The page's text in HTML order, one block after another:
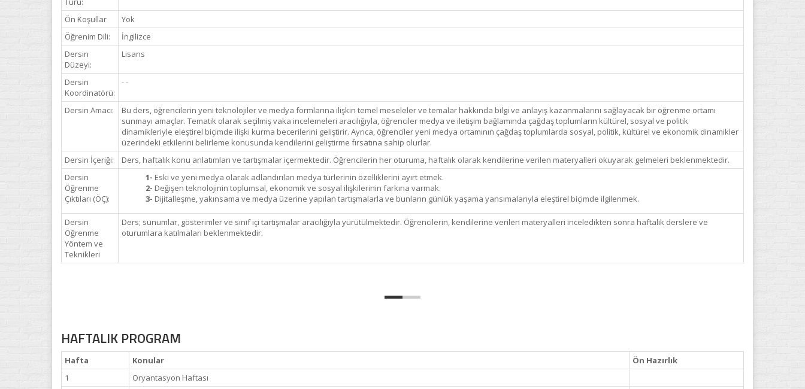
Ön Koşullar
Yok
Öğrenim Dili:
İngilizce
Dersin
Düzeyi:
Lisans
Dersin
Koordinatörü:
- -
Dersin Amacı:
Bu ders, öğrencilerin yeni teknolojiler ve medya formlarına ilişkin temel meseleler ve temalar hakkında bilgi ve anlayış kazanmalarını sağlayacak bir öğrenme ortamı
sunmayı amaçlar. Tematik olarak seçilmiş vaka incelemeleri aracılığıyla, öğrenciler medya ve iletişim bağlamında çağdaş toplumların kültürel, sosyal ve politik
dinamikleriyle eleştirel biçimde ilişki kurma becerilerini geliştirir. Ayrıca, öğrenciler yeni medya ortamının çağdaş toplumlarda sosyal, politik, kültürel ve ekonomik dinamikler
üzerindeki etkilerini belirleme konusunda kendilerini geliştirme fırsatına sahip olurlar.
Dersin İçeriği:
Ders, haftalık konu anlatımları ve tartışmalar içermektedir. Öğrencilerin her oturuma, haftalık olarak kendilerine verilen materyalleri okuyarak gelmeleri beklenmektedir.
Dersin
Öğrenme
Çıktıları (ÖÇ):
1- Eski ve yeni medya olarak adlandırılan medya türlerinin özelliklerini ayırt etmek.
2- Değişen teknolojinin toplumsal, ekonomik ve sosyal ilişkilerinin farkına varmak.
3- Dijitalleşme, yakınsama ve medya üzerine yapılan tartışmalarla ve bunların günlük yaşama yansımalarıyla eleştirel biçimde ilgilenmek.
Dersin
Öğrenme
Yöntem ve
Teknikleri
Ders; sunumlar, gösterimler ve sınıf içi tartışmalar aracılığıyla yürütülmektedir. Öğrencilerin, kendilerine verilen materyalleri inceledikten sonra haftalık derslere ve
oturumlara katılmaları beklenmektedir.
HAFTALIK PROGRAM
Hafta Konular
Ön Hazırlık
1
Oryantasyon Haftası